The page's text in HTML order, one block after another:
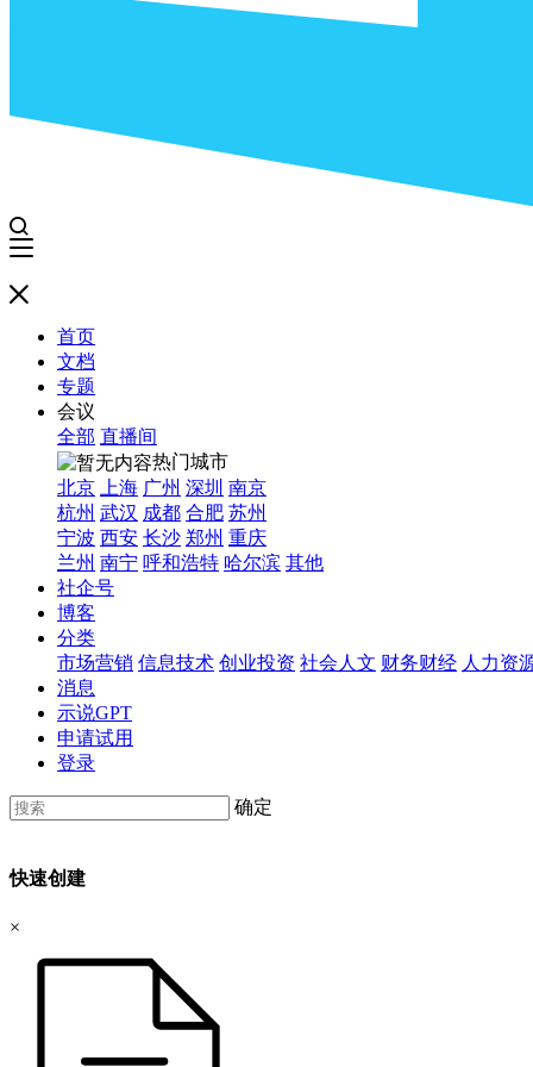
首页
文档
专题
会议
全部 直播间
热门城市
北京
上海 广州 深圳 南京
杭州 武汉 成都 合肥 苏州
宁波 西安 长沙 郑州 重庆
兰州 南宁 呼和浩特 哈尔滨 其他
社企号
博客
分类
市场营销 信息技术 创业投资 社会人文 财务财经 人力资
消息
示说GPT
申请试用
登录
确定
快速创建
×